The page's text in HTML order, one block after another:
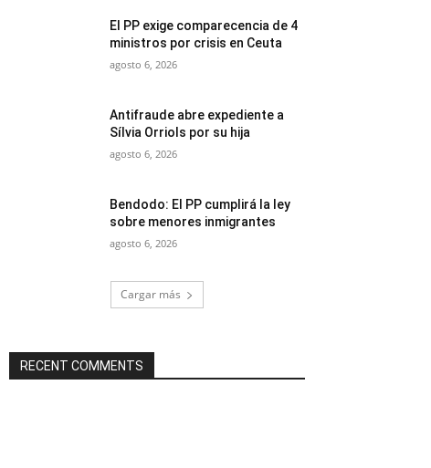
El PP exige comparecencia de 4
ministros por crisis en Ceuta
agosto 6, 2026
Antifraude abre expediente a
Sílvia Orriols por su hija
agosto 6, 2026
Bendodo: El PP cumplirá la ley
sobre menores inmigrantes
agosto 6, 2026
Cargar más
RECENT COMMENTS